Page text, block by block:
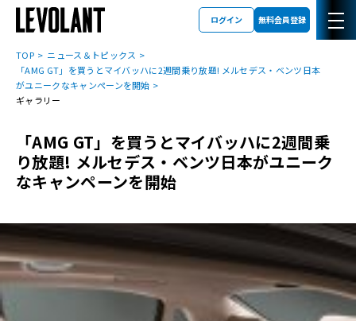
ログイン 無料会員登録
TOP
ニュース＆トピックス
「AMG GT」を買うとマイバッハに2週間乗り放題! メルセデス・ベンツ日本
がユニークなキャンペーンを開始
ギャラリー
「AMG GT」を買うとマイバッハに2週間乗
り放題! メルセデス・ベンツ日本がユニーク
なキャンペーンを開始